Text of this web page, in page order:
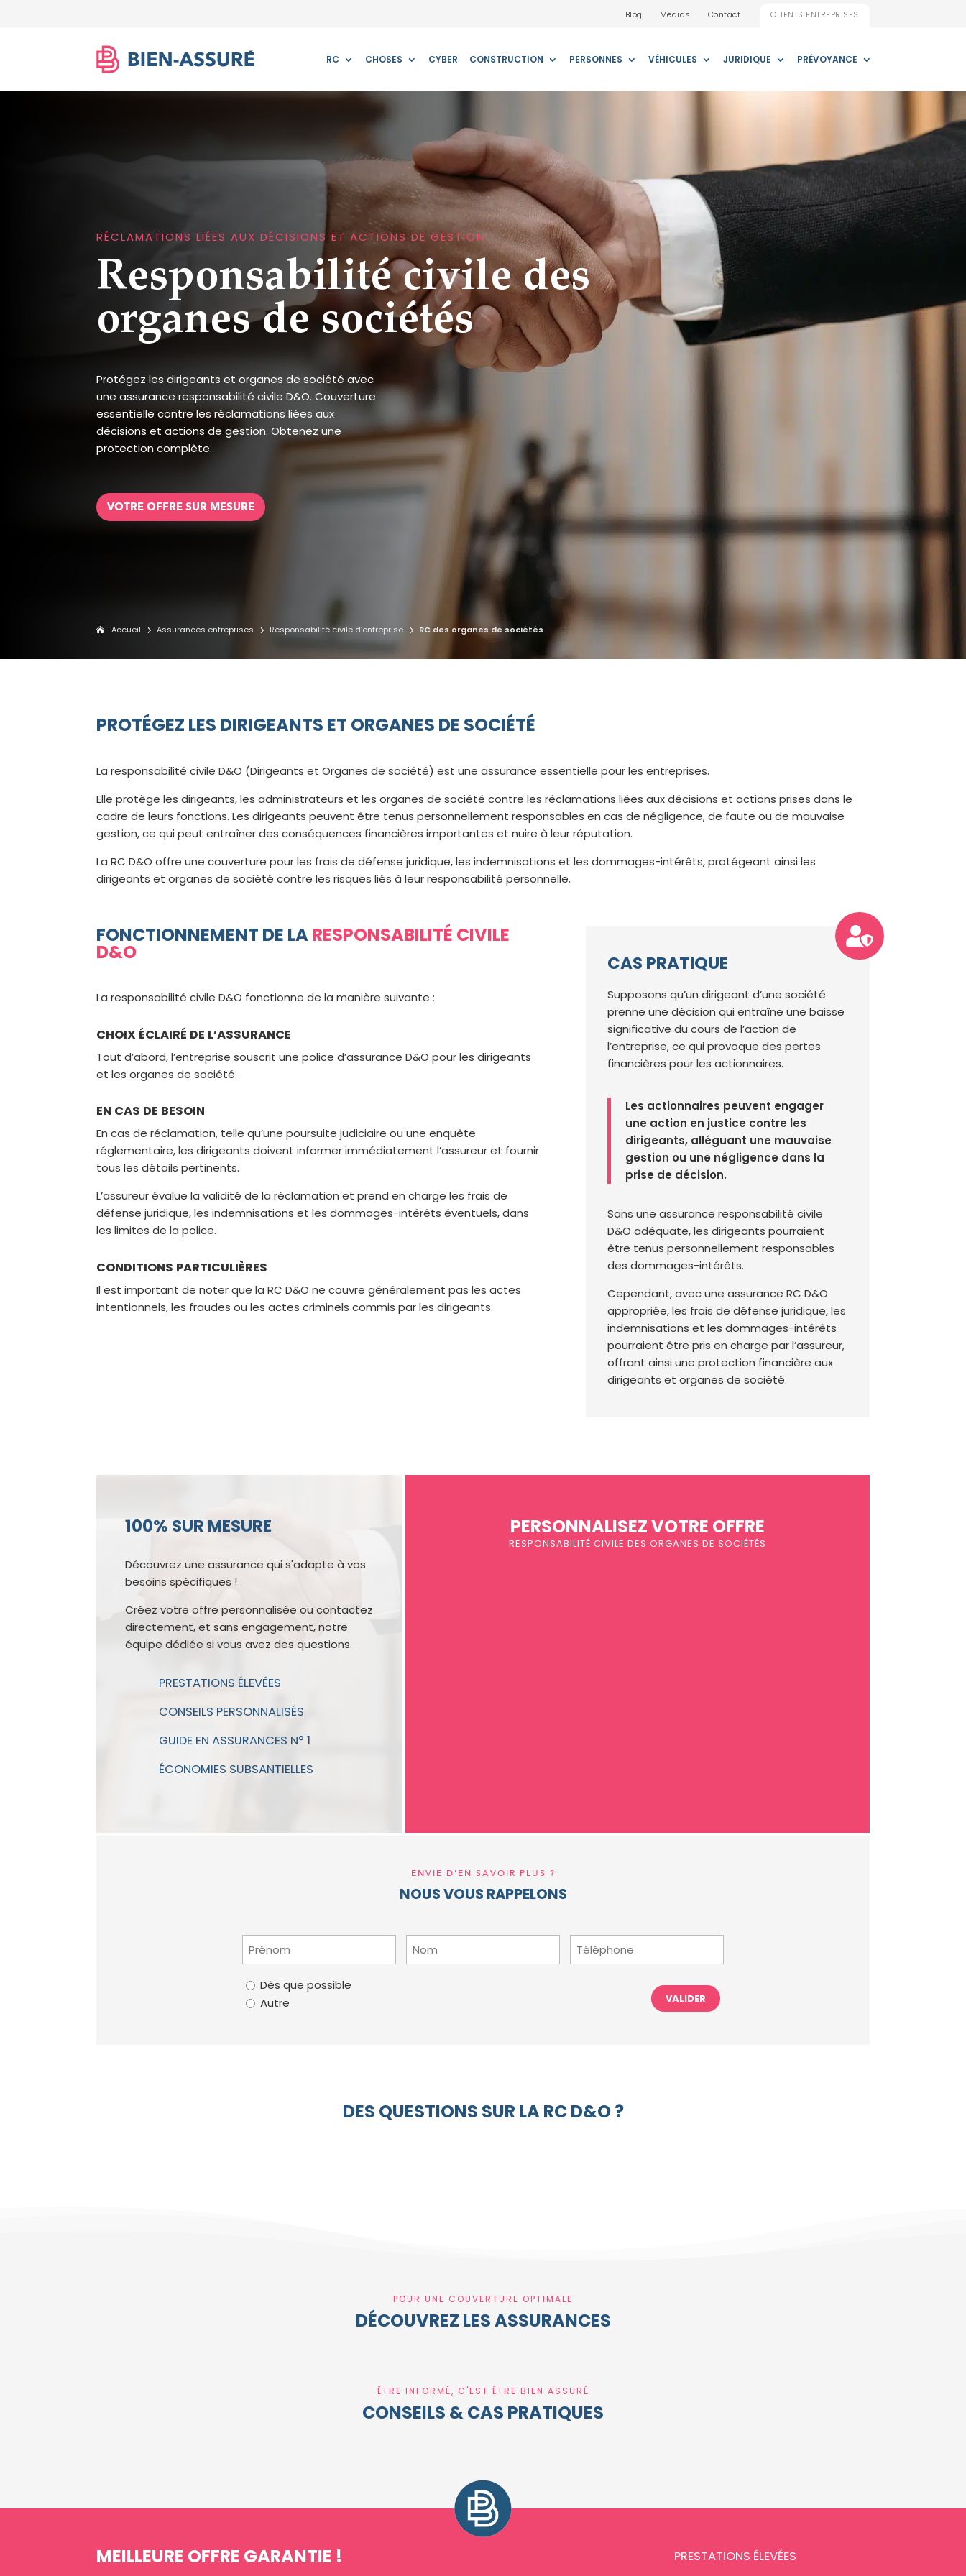
Blog Médias Contact CLIENTS ENTREPRISES
RC CHOSES CYBER CONSTRUCTION PERSONNES VÉHICULES JURIDIQUE PRÉVOYANCE
RÉCLAMATIONS LIÉES AUX DÉCISIONS ET ACTIONS DE GESTION
Responsabilité civile des
organes de sociétés
Protégez les dirigeants et organes de société avec
une assurance responsabilité civile D&O. Couverture
essentielle contre les réclamations liées aux
décisions et actions de gestion. Obtenez une
protection complète.
VOTRE OFFRE SUR MESURE
Accueil 5 Assurances entreprises 5 Responsabilité civile d’entreprise 5 RC des organes de sociétés
PROTÉGEZ LES DIRIGEANTS ET ORGANES DE SOCIÉTÉ
La responsabilité civile D&O (Dirigeants et Organes de société) est une assurance essentielle pour les entreprises.
Elle protège les dirigeants, les administrateurs et les organes de société contre les réclamations liées aux décisions et actions prises dans le
cadre de leurs fonctions. Les dirigeants peuvent être tenus personnellement responsables en cas de négligence, de faute ou de mauvaise
gestion, ce qui peut entraîner des conséquences financières importantes et nuire à leur réputation.
La RC D&O offre une couverture pour les frais de défense juridique, les indemnisations et les dommages-intérêts, protégeant ainsi les
dirigeants et organes de société contre les risques liés à leur responsabilité personnelle.
FONCTIONNEMENT DE LARESPONSABILITÉ CIVILE
D&O
La responsabilité civile D&O fonctionne de la manière suivante :
CHOIX ÉCLAIRÉ DE L’ASSURANCE
Tout d’abord, l’entreprise souscrit une police d’assurance D&O pour les dirigeants
et les organes de société.
EN CAS DE BESOIN
En cas de réclamation, telle qu’une poursuite judiciaire ou une enquête
réglementaire, les dirigeants doivent informer immédiatement l’assureur et fournir
tous les détails pertinents.
L’assureur évalue la validité de la réclamation et prend en charge les frais de
défense juridique, les indemnisations et les dommages-intérêts éventuels, dans
les limites de la police.
CONDITIONS PARTICULIÈRES
Il est important de noter que la RC D&O ne couvre généralement pas les actes
intentionnels, les fraudes ou les actes criminels commis par les dirigeants.

CAS PRATIQUE
Supposons qu’un dirigeant d’une société
prenne une décision qui entraîne une baisse
significative du cours de l’action de
l’entreprise, ce qui provoque des pertes
financières pour les actionnaires.
Les actionnaires peuvent engager
une action en justice contre les
dirigeants, alléguant une mauvaise
gestion ou une négligence dans la
prise de décision.
Sans une assurance responsabilité civile
D&O adéquate, les dirigeants pourraient
être tenus personnellement responsables
des dommages-intérêts.
Cependant, avec une assurance RC D&O
appropriée, les frais de défense juridique, les
indemnisations et les dommages-intérêts
pourraient être pris en charge par l’assureur,
offrant ainsi une protection financière aux
dirigeants et organes de société.
100% SUR MESURE
Découvrez une assurance qui s'adapte à vos
besoins spécifiques !
Créez votre offre personnalisée ou contactez
directement, et sans engagement, notre
équipe dédiée si vous avez des questions.
PRESTATIONS ÉLEVÉES
CONSEILS PERSONNALISÉS
GUIDE EN ASSURANCES N° 1
ÉCONOMIES SUBSANTIELLES
PERSONNALISEZ VOTRE OFFRE
RESPONSABILITÉ CIVILE DES ORGANES DE SOCIÉTÉS
ENVIE D'EN SAVOIR PLUS ?
NOUS VOUS RAPPELONS
Prénom
(Nécessaire)
Nom
(Nécessaire)
Téléphone
(Nécessaire)
Votre
disponibilité
Dès que possible
Autre
DES QUESTIONS SUR LA RC D&O ?
POUR UNE COUVERTURE OPTIMALE
DÉCOUVREZ LES ASSURANCES
ÊTRE INFORMÉ, C'EST ÊTRE BIEN ASSURÉ
CONSEILS & CAS PRATIQUES
MEILLEURE OFFRE GARANTIE ! PRESTATIONS ÉLEVÉES